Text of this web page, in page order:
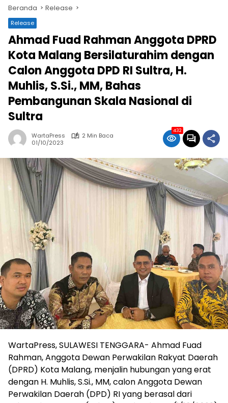
Beranda Release
Release
Ahmad Fuad Rahman Anggota DPRD
Kota Malang Bersilaturahim dengan
Calon Anggota DPD RI Sultra, H.
Muhlis, S.Si., MM, Bahas
Pembangunan Skala Nasional di
Sultra
WartaPress
2 Min Baca
01/10/2023
432
WartaPress, SULAWESI TENGGARA- Ahmad Fuad
Rahman, Anggota Dewan Perwakilan Rakyat Daerah
(DPRD) Kota Malang, menjalin hubungan yang erat
dengan H. Muhlis, S.Si., MM, calon Anggota Dewan
Perwakilan Daerah (DPD) RI yang berasal dari